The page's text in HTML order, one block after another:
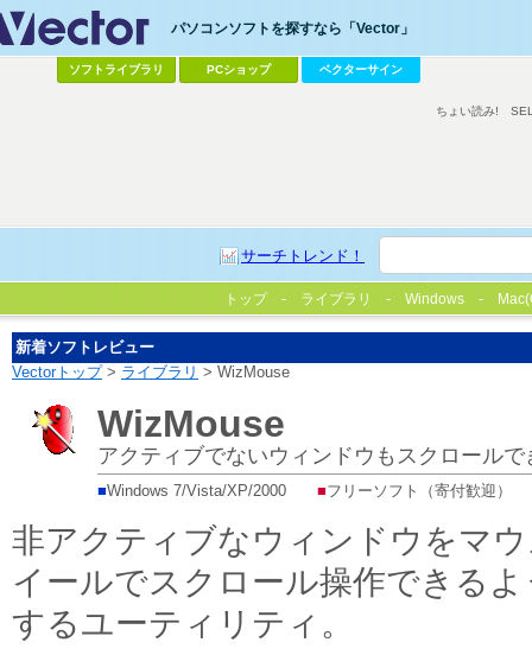
パソコンソフトを探すなら「Vector」
ソフトライブラリ PCショップ ベクターサイン
サーチトレンド！
ちょい読み!
トップ ライブラリ Windows
新着ソフトレビュー
Vectorトップ> ライブラリ > WizMouse
WizMouse
アクティブでないウィンドウもスクロール
■Windows 7/Vista/XP/2000 ■フリーソフト（寄付歓迎）
非アクティブなウィンドウをマ
イールでスクロール操作できる
するユーティリティ。